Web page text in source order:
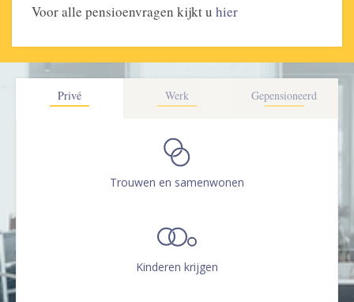
Voor alle pensioenvragen kijkt u hier
Privé Werk Gepensioneerd
Trouwen en samenwonen
Kinderen krijgen